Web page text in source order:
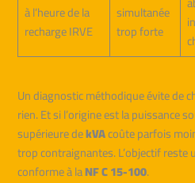
à l’heure de la
recharge IRVE
simultanée
trop forte
Un diagnostic méthodique évite de
rien. Et si l’origine est la puissance
supérieure dekVAcoûte parfois
trop contraignantes. L’objectif reste
conforme à laNF C 15-100.